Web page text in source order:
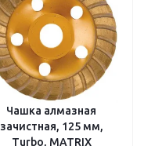
Чашка алмазная
зачистная, 125 мм,
Turbo, MATRIX